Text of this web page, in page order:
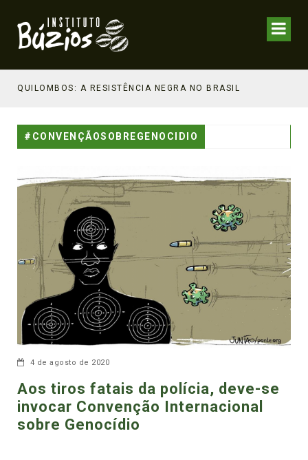
QUILOMBOS: A RESISTÊNCIA NEGRA NO BRASIL
#CONVENÇÃOSOBREGENOCIDIO
4 de agosto de 2020
Aos tiros fatais da polícia, deve-se
invocar Convenção Internacional
sobre Genocídio